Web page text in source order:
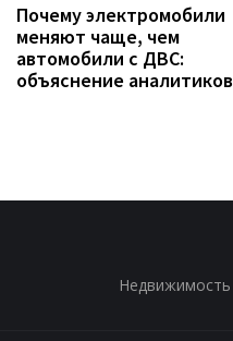
Почему электромобили
меняют чаще, чем
автомобили с ДВС:
объяснение аналитиков
Недвижимость